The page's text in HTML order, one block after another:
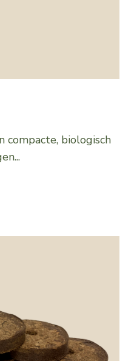
compacte, biologisch